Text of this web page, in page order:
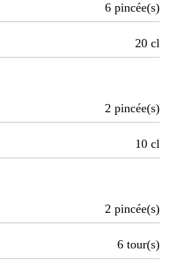
6 pincée(s)
20 cl
2 pincée(s)
10 cl
2 pincée(s)
6 tour(s)